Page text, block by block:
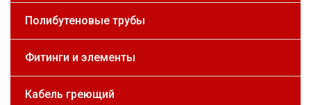
Полибутеновые трубы
Фитинги и элементы
Кабель греющий